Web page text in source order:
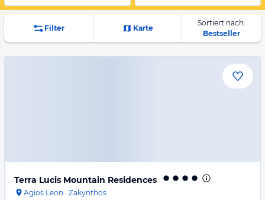
Filter Karte
Sortiert nach:
Bestseller
Terra Lucis Mountain Residences
Agios Leon · Zakynthos